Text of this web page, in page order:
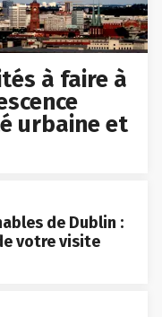
à faire à
urbaine et
de Dublin :
votre visite